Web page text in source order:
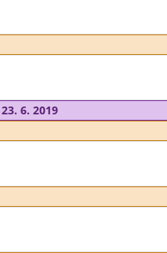
6. 2019